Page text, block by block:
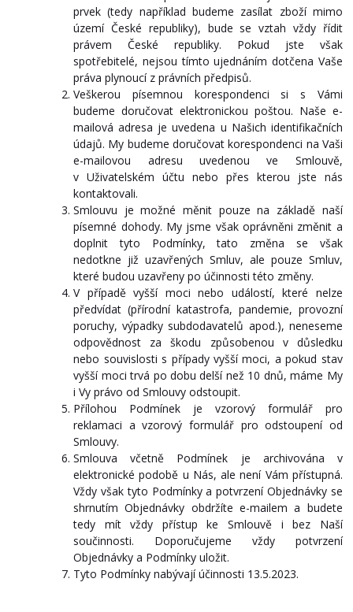
prvek (tedy například budeme zasílat zboží mimo
území České republiky), bude se vztah vždy řídit
právem České republiky. Pokud jste však
spotřebitelé, nejsou tímto ujednáním dotčena Vaše
práva plynoucí z právních předpisů.
Veškerou písemnou korespondenci si s Vámi
budeme doručovat elektronickou poštou. Naše e-
mailová adresa je uvedena u Našich identifikačních
údajů. My budeme doručovat korespondenci na Vaši
e-mailovou adresu uvedenou ve Smlouvě,
v Uživatelském účtu nebo přes kterou jste nás
kontaktovali.
Smlouvu je možné měnit pouze na základě naší
písemné dohody. My jsme však oprávněni změnit a
doplnit tyto Podmínky, tato změna se však
nedotkne již uzavřených Smluv, ale pouze Smluv,
které budou uzavřeny po účinnosti této změny.
V případě vyšší moci nebo událostí, které nelze
předvídat (přírodní katastrofa, pandemie, provozní
poruchy, výpadky subdodavatelů apod.), neneseme
odpovědnost za škodu způsobenou v důsledku
nebo souvislosti s případy vyšší moci, a pokud stav
vyšší moci trvá po dobu delší než 10 dnů, máme My
i Vy právo od Smlouvy odstoupit.
Přílohou Podmínek je vzorový formulář pro
reklamaci a vzorový formulář pro odstoupení od
Smlouvy.
Smlouva včetně Podmínek je archivována v
elektronické podobě u Nás, ale není Vám přístupná.
Vždy však tyto Podmínky a potvrzení Objednávky se
shrnutím Objednávky obdržíte e-mailem a budete
tedy mít vždy přístup ke Smlouvě i bez Naší
součinnosti. Doporučujeme vždy potvrzení
Objednávky a Podmínky uložit.
Tyto Podmínky nabývají účinnosti 13.5.2023.